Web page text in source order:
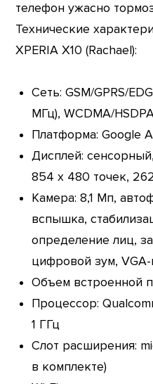
телефон ужасно
Технические
XPERIA X10 (Rachael):
Сеть: GSM/GPRS/
МГц), WCDMA/
Платформа: Google
Дисплей:
854 х 480 точек,
Камера: 8,1 Мп,
вспышка,
определение лиц,
цифровой зум,
Объем встроенной
Процессор:
1 ГГц
Слот расширения:
в комплекте)